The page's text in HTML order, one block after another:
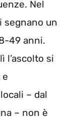
Nel
segnano un
49 anni.
l’ascolto si
e
– dal
– non è